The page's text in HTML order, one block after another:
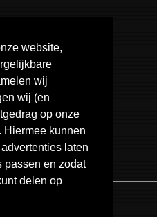
website,
wij
wij (en
op onze
Hiermee kunnen
laten
passen en zodat
delen op